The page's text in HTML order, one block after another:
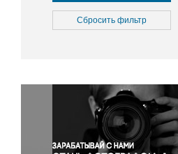
Культура
Медицина
Окружающая среда
Политика
Правосудие
Происшествия и конфликты
Сбросить фильтр